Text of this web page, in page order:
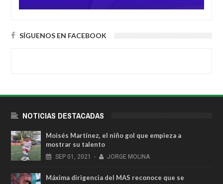
SÍGUENOS EN FACEBOOK
NOTICIAS DESTACADAS
Moisés Martínez, el niño gol que empieza a
mostrar su talento
SEP 01, 2021 - JORGE MOLINA
Máxima dirigencia del MAS reconoce que se